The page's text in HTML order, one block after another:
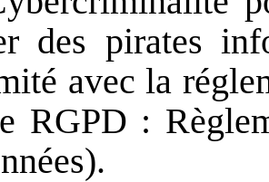
des pirates
avec la
RGPD :